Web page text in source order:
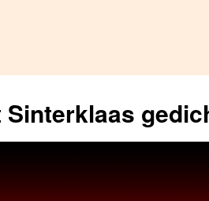
Sinterklaas